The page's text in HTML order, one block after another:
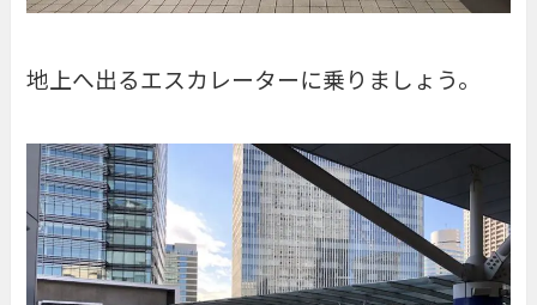
地上へ出るエスカレーターに乗りましょう。